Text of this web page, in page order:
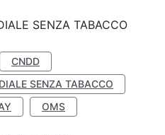
SENZA TABACCO
CNDD
SENZA TABACCO
OMS